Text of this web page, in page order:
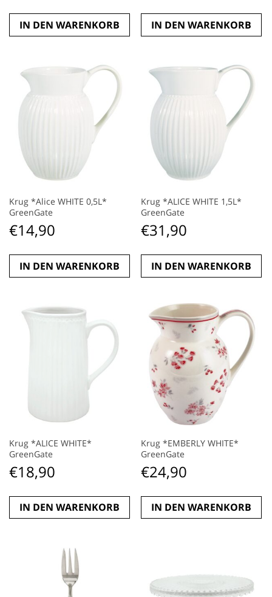
IN DEN WARENKORB IN DEN WARENKORB
Krug *Alice WHITE 0,5L*
GreenGate
€14,90
IN DEN WARENKORB
Krug *ALICE WHITE 1,5L*
GreenGate
€31,90
IN DEN WARENKORB
Krug *ALICE WHITE*
GreenGate
€18,90
IN DEN WARENKORB
Krug *EMBERLY WHITE*
GreenGate
€24,90
IN DEN WARENKORB